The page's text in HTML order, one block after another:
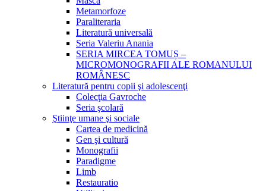
Metamorfoze
Paraliteraria
Literatură universală
Seria Valeriu Anania
SERIA MIRCEA TOMUȘ –
MICROMONOGRAFII ALE ROMANULUI
ROMÂNESC
Literatură pentru copii şi adolescenţi
Colecţia Gavroche
Seria şcolară
Ştiinţe umane şi sociale
Cartea de medicină
Gen şi cultură
Monografii
Paradigme
Limb
Restauratio